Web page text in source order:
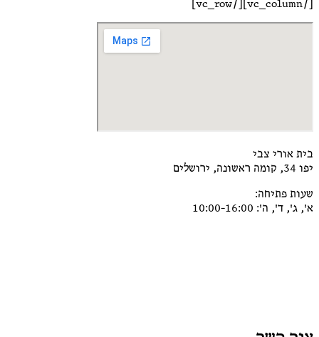
[/vc_column][/vc_row]
בית אורי צבי
יפו 34, קומה ראשונה, ירושלים
שעות פתיחה:
א', ג', ד', ה': 10:00-16:00